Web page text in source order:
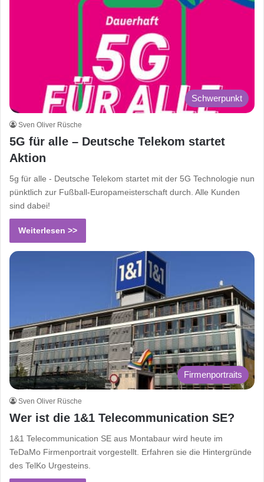
Schwerpunkt
Sven Oliver Rüsche
5G für alle – Deutsche Telekom startet
Aktion
5g für alle - Deutsche Telekom startet mit der 5G Technologie nun
pünktlich zur Fußball-Europameisterschaft durch. Alle Kunden
sind dabei!
Weiterlesen >>
Firmenportraits
Sven Oliver Rüsche
Wer ist die 1&1 Telecommunication SE?
1&1 Telecommunication SE aus Montabaur wird heute im
TeDaMo Firmenportrait vorgestellt. Erfahren sie die Hintergründe
des TelKo Urgesteins.